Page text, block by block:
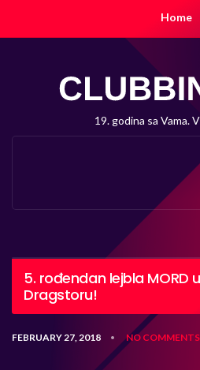
Home
19. godina sa Vama.
5. rođendan lejbla MORD u
Dragstoru!
FEBRUARY 27, 2018 • NO COMMENTS